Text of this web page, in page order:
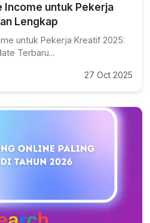
Income untuk Pekerja
Lengkap
untuk Pekerja Kreatif 2025:
Terbaru...
27 Oct 2025